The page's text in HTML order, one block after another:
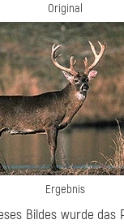
Original
Ergebnis
Bildes wurde das